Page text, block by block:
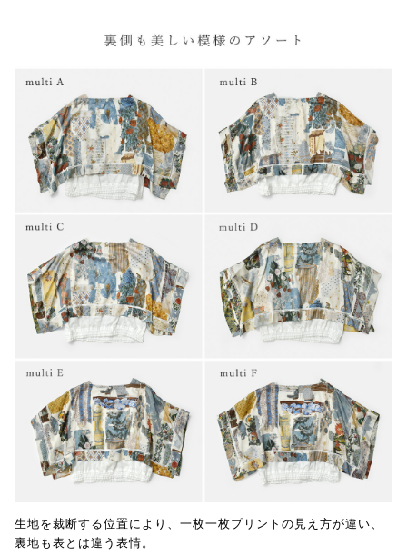
生地を裁断する位置により、一枚一枚プリントの見え方が違い、
裏地も表とは違う表情。